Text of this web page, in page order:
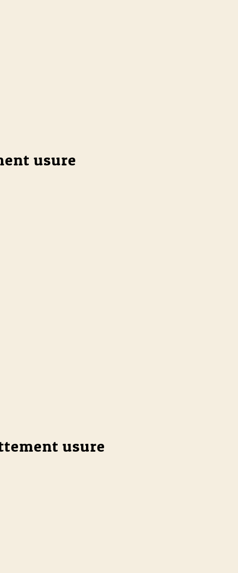
la Semaine de l’Industrie en ouvrant en libre accès une
usure
à prévoir.
définir les performances d'un lubrifiant de mise en forme et
usure